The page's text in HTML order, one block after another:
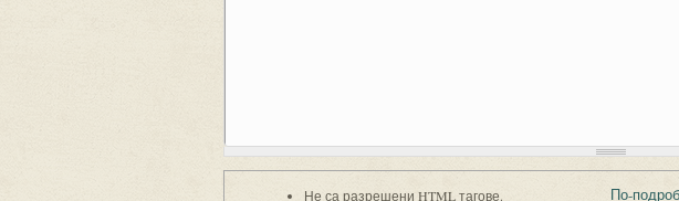
По-
Не са разрешени HTML тагове.